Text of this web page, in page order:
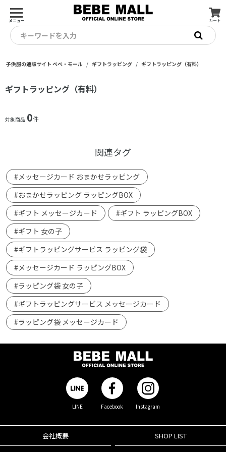
メニュー カート
キーワードを入力
子供服の通販サイト ベベ・モール ギフトラッピング ギフトラッピング（有料）
ギフトラッピング（有料）
対象商品 0件
関連タグ
#メッセージカード おまかせラッピング
#おまかせラッピング ラッピングBOX
#ギフト メッセージカード
#ギフト ラッピングBOX
#ギフト 女の子
#ギフトラッピングサービス ラッピング袋
#メッセージカード ラッピングBOX
#ラッピング袋 女の子
#ギフトラッピングサービス メッセージカード
#ラッピング袋 メッセージカード
LINE Facebook Instagram
会社概要 SHOP LIST